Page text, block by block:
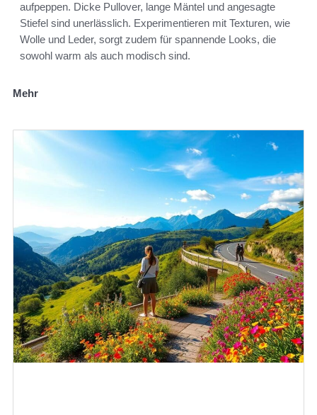
aufpeppen. Dicke Pullover, lange Mäntel und angesagte
Stiefel sind unerlässlich. Experimentieren mit Texturen, wie
Wolle und Leder, sorgt zudem für spannende Looks, die
sowohl warm als auch modisch sind.
Mehr